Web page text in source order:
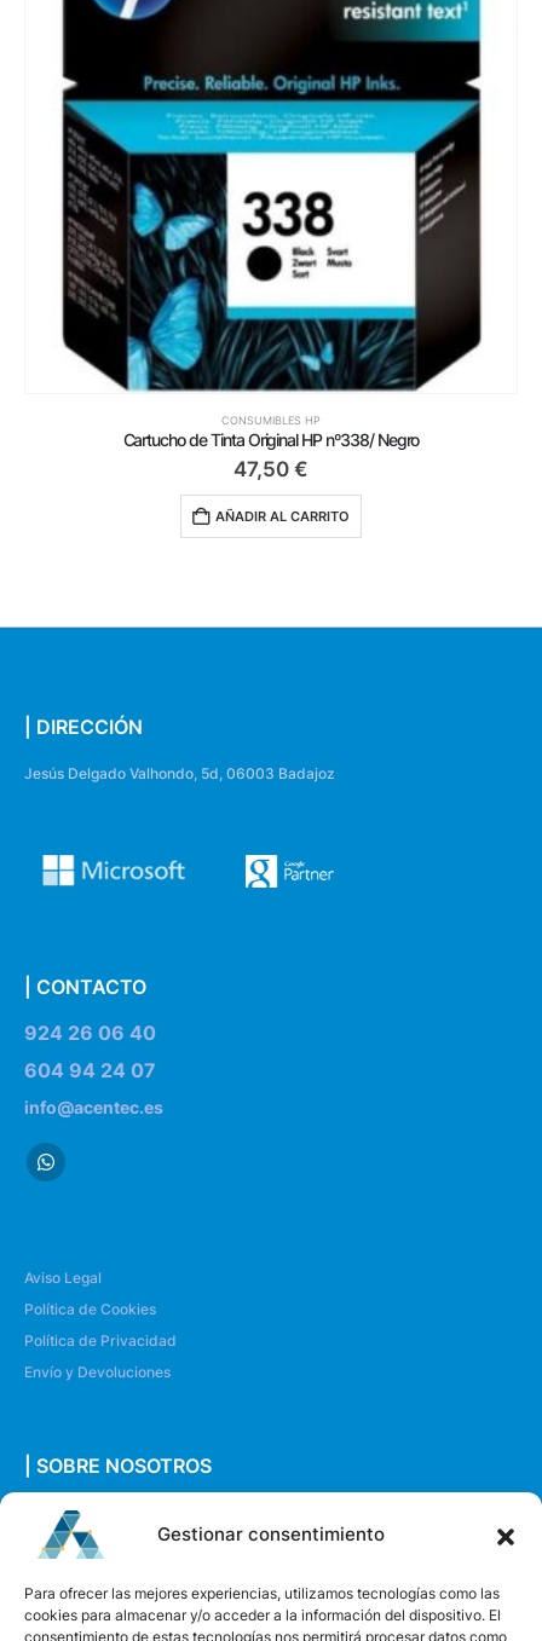
Gestionar consentimiento
Para ofrecer las mejores experiencias, utilizamos tecnologías como las
cookies para almacenar y/o acceder a la información del dispositivo. El
consentimiento de estas tecnologías nos permitirá procesar datos como
CONSUMIBLES HP
Cartucho de Tinta Original HP nº338/ Negro
47,50 €
AÑADIR AL CARRITO
| DIRECCIÓN
Jesús Delgado Valhondo, 5d, 06003 Badajoz
| CONTACTO
924 26 06 40
604 94 24 07
info@acentec.es
Aviso Legal
Política de Cookies
Política de Privacidad
Envío y Devoluciones
| SOBRE NOSOTROS
Quiénes somos
Envíanos un mensaje